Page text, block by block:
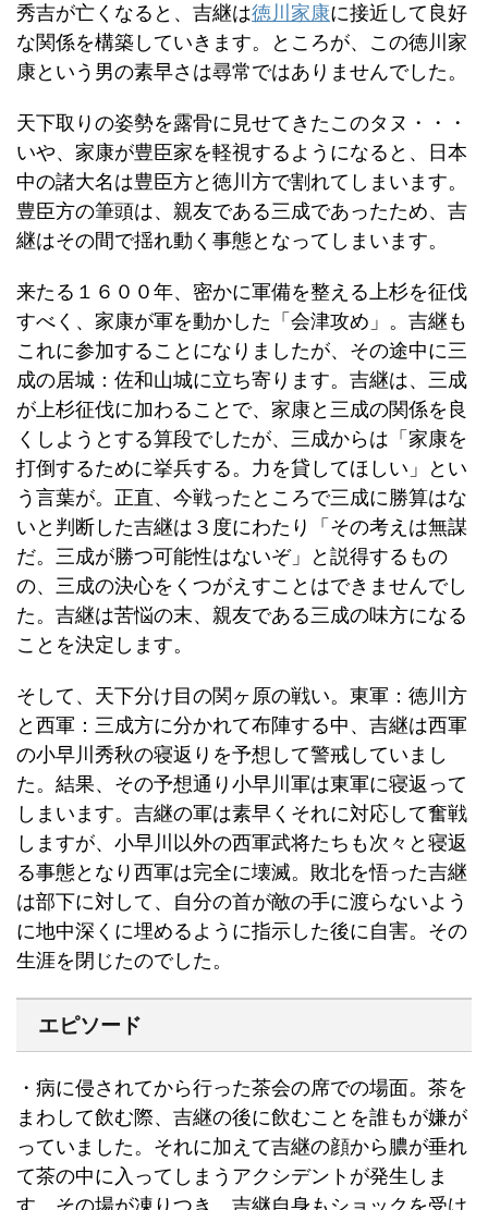
秀吉が亡くなると、吉継は徳川家康に接近して良好
な関係を構築していきます。ところが、この徳川家
康という男の素早さは尋常ではありませんでした。
天下取りの姿勢を露骨に見せてきたこのタヌ・・・
いや、家康が豊臣家を軽視するようになると、日本
中の諸大名は豊臣方と徳川方で割れてしまいます。
豊臣方の筆頭は、親友である三成であったため、吉
継はその間で揺れ動く事態となってしまいます。
来たる１６００年、密かに軍備を整える上杉を征伐
すべく、家康が軍を動かした「会津攻め」。吉継も
これに参加することになりましたが、その途中に三
成の居城：佐和山城に立ち寄ります。吉継は、三成
が上杉征伐に加わることで、家康と三成の関係を良
くしようとする算段でしたが、三成からは「家康を
打倒するために挙兵する。力を貸してほしい」とい
う言葉が。正直、今戦ったところで三成に勝算はな
いと判断した吉継は３度にわたり「その考えは無謀
だ。三成が勝つ可能性はないぞ」と説得するもの
の、三成の決心をくつがえすことはできませんでし
た。吉継は苦悩の末、親友である三成の味方になる
ことを決定します。
そして、天下分け目の関ヶ原の戦い。東軍：徳川方
と西軍：三成方に分かれて布陣する中、吉継は西軍
の小早川秀秋の寝返りを予想して警戒していまし
た。結果、その予想通り小早川軍は東軍に寝返って
しまいます。吉継の軍は素早くそれに対応して奮戦
しますが、小早川以外の西軍武将たちも次々と寝返
る事態となり西軍は完全に壊滅。敗北を悟った吉継
は部下に対して、自分の首が敵の手に渡らないよう
に地中深くに埋めるように指示した後に自害。その
生涯を閉じたのでした。
エピソード
・病に侵されてから行った茶会の席での場面。茶を
まわして飲む際、吉継の後に飲むことを誰もが嫌が
っていました。それに加えて吉継の顔から膿が垂れ
て茶の中に入ってしまうアクシデントが発生しま
す。その場が凍りつき、吉継自身もショックを受け